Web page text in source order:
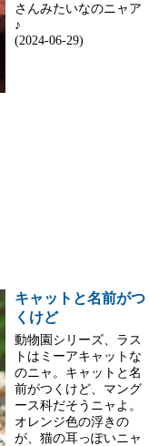
さんみたいなのニャア
♪
(2024-06-29)
キャットと名前がつ
くけど
動物園シリーズ、ラス
トはミーアキャットな
のニャ。キャットと名
前がつくけど、マング
ース科だそうニャよ。
オレンジ色の浮きの
が、猫の耳っぽいニャ